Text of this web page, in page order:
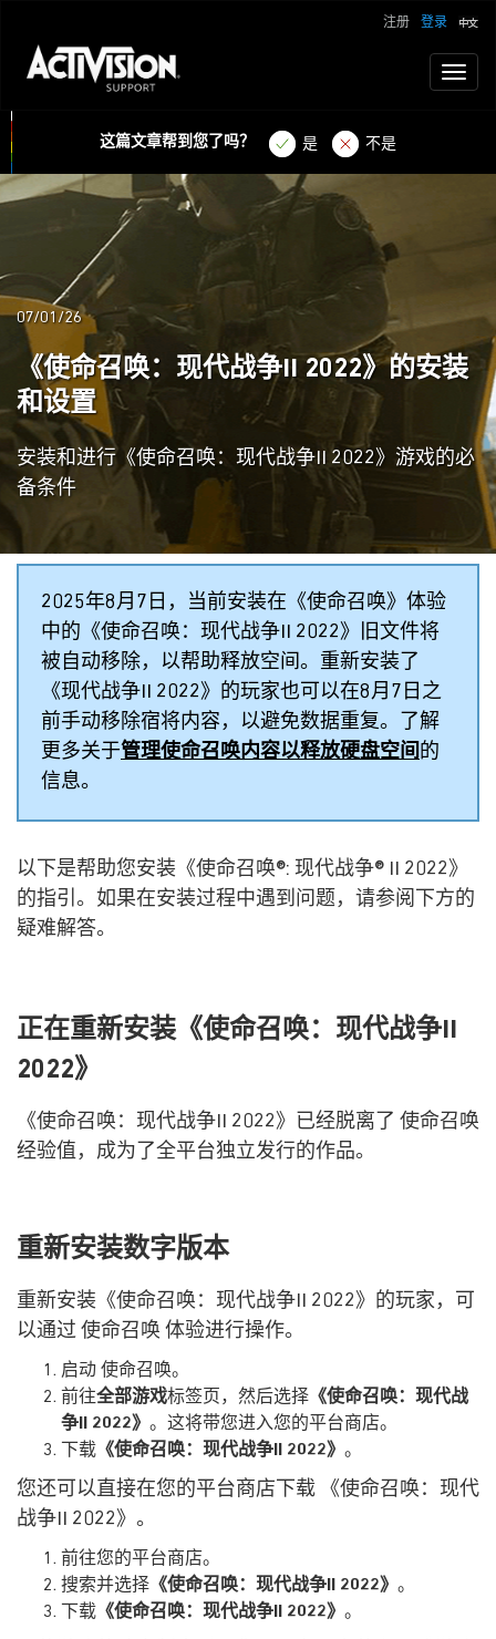
登录
注册
这篇文章帮到您了吗？ 是 不是
07/01/26
《使命召唤：现代战争II 2022》的安装
和设置
安装和进行《使命召唤：现代战争II 2022》游戏的必
备条件
2025年8月7日，当前安装在《使命召唤》体验
中的《使命召唤：现代战争II 2022》旧文件将
被自动移除，以帮助释放空间。重新安装了
《现代战争II 2022》的玩家也可以在8月7日之
前手动移除宿将内容，以避免数据重复。了解
更多关于管理使命召唤内容以释放硬盘空间的
信息。
以下是帮助您安装《使命召唤®: 现代战争® II 2022》
的指引。如果在安装过程中遇到问题，请参阅下方的
疑难解答。
正在重新安装《使命召唤：现代战争II
2022》
《使命召唤：现代战争II 2022》已经脱离了 使命召唤
经验值，成为了全平台独立发行的作品。
重新安装数字版本
重新安装《使命召唤：现代战争II 2022》的玩家，可
以通过 使命召唤 体验进行操作。
启动 使命召唤。
前往全部游戏标签页，然后选择 《使命召唤：现代战
争II 2022》 。这将带您进入您的平台商店。
下载 《使命召唤：现代战争II 2022》 。
您还可以直接在您的平台商店下载 《使命召唤：现代
战争II 2022》。
前往您的平台商店。
搜索并选择 《使命召唤：现代战争II 2022》 。
下载 《使命召唤：现代战争II 2022》 。